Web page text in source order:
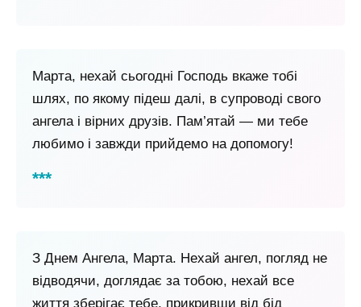
Марта, нехай сьогодні Господь вкаже тобі
шлях, по якому підеш далі, в супроводі свого
ангела і вірних друзів. Пам’ятай — ми тебе
любимо і завжди прийдемо на допомогу!
З Днем Ангела, Марта. Нехай ангел, погляд не
відводячи, доглядає за тобою, нехай все
життя зберігає тебе, прикривши від бід